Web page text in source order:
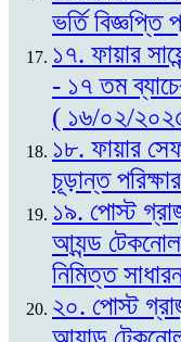
ভর্তি
১৭. ফায়ার
- ১৭ তম
( ১৬/০২/
১৮. ফায়ার
চূড়ান্ত
১৯. পোস্ট
আ্যন্ড
নিমিত্ত
২০. পোস্ট